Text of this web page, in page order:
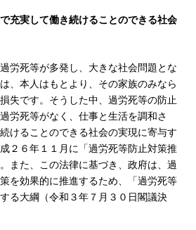
充実して働き続けることのできる社会
労死等が多発し、大きな社会問題とな
、本人はもとより、その家族のみなら
失です。そうした中、過労死等の防止
労死等がなく、仕事と生活を調和さ
けることのできる社会の実現に寄与す
２６年１１月に「過労死等防止対策推
また、この法律に基づき、政府は、過
を効果的に推進するため、「過労死等
る大綱（令和３年７月３０日閣議決